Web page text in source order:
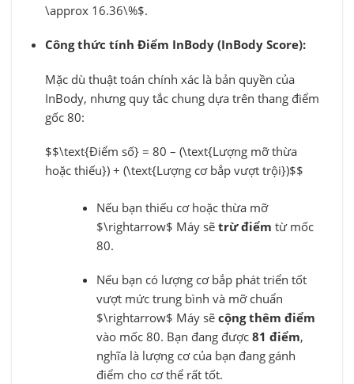
\approx 16.36\%$.
Công thức tính Điểm InBody (InBody Score):
Mặc dù thuật toán chính xác là bản quyền của
InBody, nhưng quy tắc chung dựa trên thang điểm
gốc 80:
$$\text{Điểm số} = 80 – (\text{Lượng mỡ thừa
hoặc thiếu}) + (\text{Lượng cơ bắp vượt trội})$$
Nếu bạn thiếu cơ hoặc thừa mỡ
$\rightarrow$ Máy sẽ trừ điểm từ mốc
80.
Nếu bạn có lượng cơ bắp phát triển tốt
vượt mức trung bình và mỡ chuẩn
$\rightarrow$ Máy sẽ cộng thêm điểm
vào mốc 80. Bạn đang được 81 điểm,
nghĩa là lượng cơ của bạn đang gánh
điểm cho cơ thể rất tốt.